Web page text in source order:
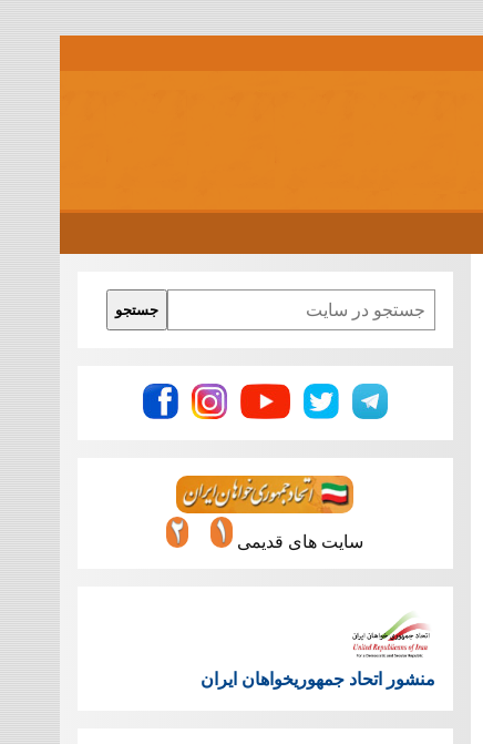
Search
جستجو
سایت های قدیمی
منشور اتحاد جمهوریخواهان ایران